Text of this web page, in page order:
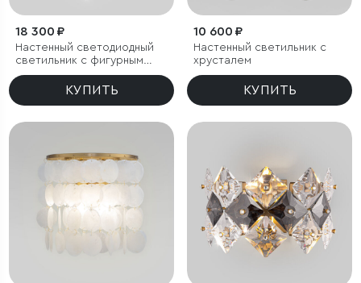
18 300 ₽
Настенный светодиодный
светильник с фигурным
хрусталем
КУПИТЬ
10 600 ₽
Настенный светильник с
хрусталем
КУПИТЬ